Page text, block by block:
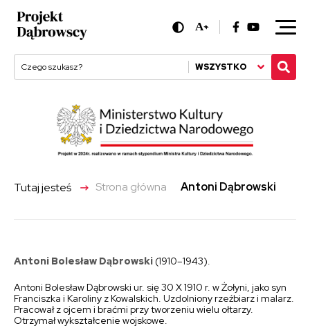
WSZYSTKO
A+
Tutaj jesteś -> Strona główna Antoni Dąbrowski
Antoni Bolesław Dąbrowski (1910–1943).
Antoni Bolesław Dąbrowski ur. się 30 X 1910 r. w Żołyni, jako syn
Franciszka i Karoliny z Kowalskich. Uzdolniony rzeźbiarz i malarz.
Pracował z ojcem i braćmi przy tworzeniu wielu ołtarzy.
Otrzymał wykształcenie wojskowe.